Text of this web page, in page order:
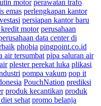
motor perawatan trafo
emas perlengkapan kantor
persiapan kantor baru
motor perusahaan
data center di
phobia pingpoint.co.id
air tersumbat pipa saluran air
plester perekat luka plikasi
pompa vakum pop it
PouchNation prediksi
produk kecantikan produk
sehat promo belanja